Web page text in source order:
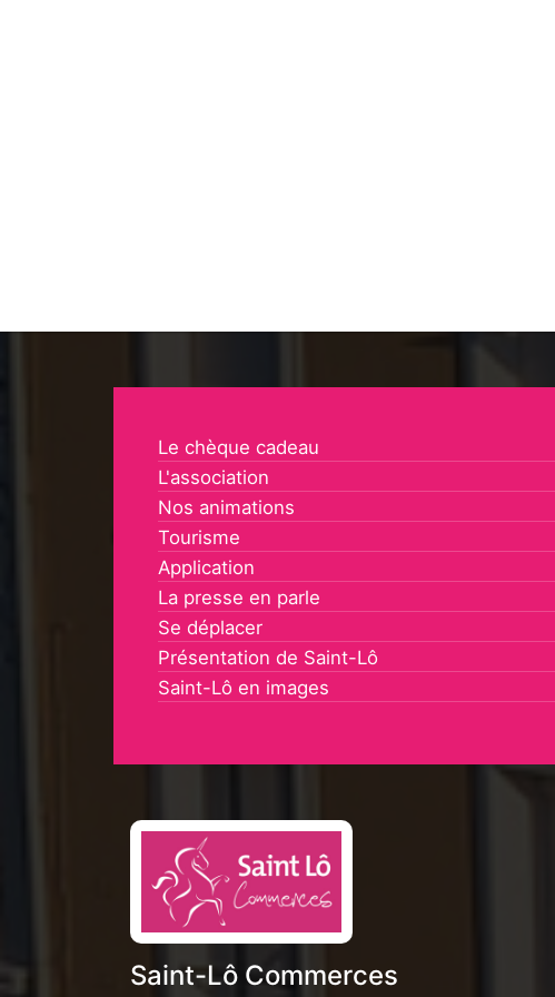
Le chèque cadeau
L'association
Nos animations
Tourisme
Application
La presse en parle
Se déplacer
Présentation de Saint-Lô
Saint-Lô en images
Saint-Lô Commerces